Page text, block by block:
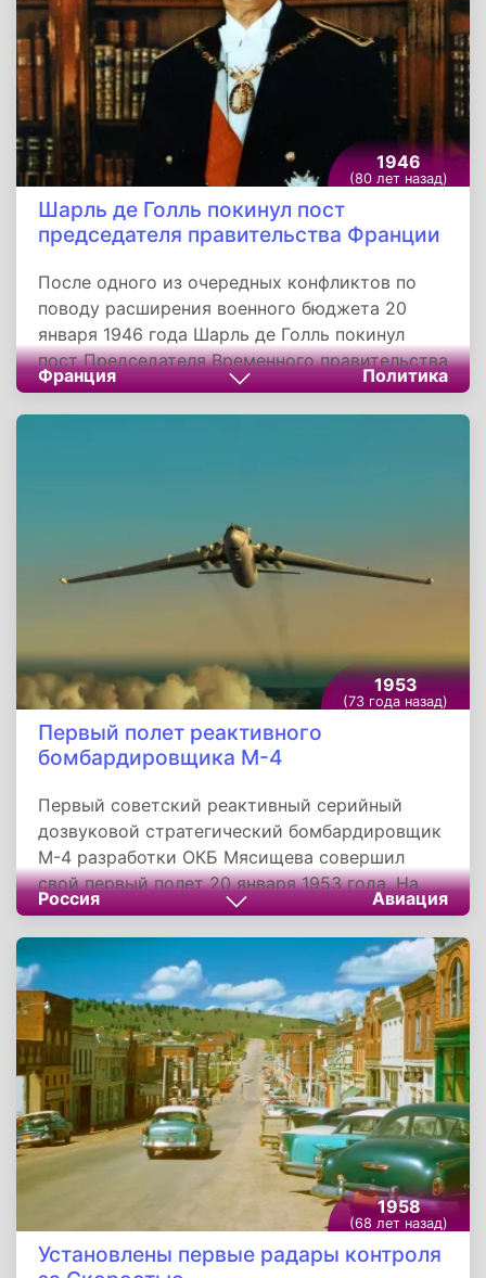
1946
(80 лет назад)
Шарль де Голль покинул пост
председателя правительства Франции
После одного из очередных конфликтов по
поводу расширения военного бюджета 20
января 1946 года Шарль де Голль покинул
пост Председателя Временного правительства
Французской республики и удаляется в
Коломбэ-ле-Дез-Эглиз, небольшое личное
Франция Политика
1953
(73 года назад)
Первый полет реактивного
бомбардировщика М-4
Первый советский реактивный серийный
дозвуковой стратегический бомбардировщик
М-4 разработки ОКБ Мясищева совершил
свой первый полет 20 января 1953 года. На
базе проекта М-4 было создано несколько
опытных и серийных модификаций.
Последовательным развитием проекта М-4, в
направлении повышения летно-тактических
характеристик явились два серийных базовых
варианта: «3М» и «3МД».
Россия Авиация
1958
(68 лет назад)
Установлены первые радары контроля